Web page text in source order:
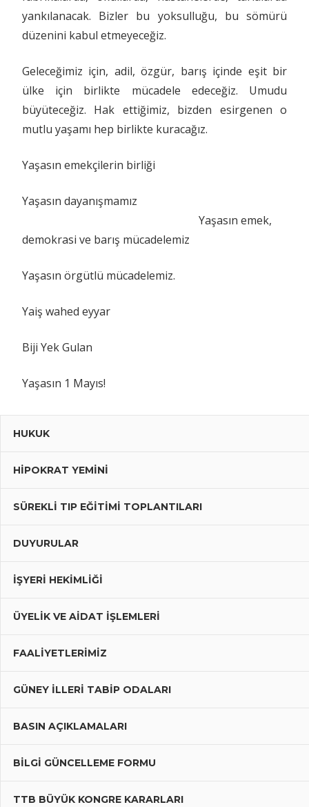
yankılanacak. Bizler bu yoksulluğu, bu sömürü
düzenini kabul etmeyeceğiz.
Geleceğimiz için, adil, özgür, barış içinde eşit bir
ülke için birlikte mücadele edeceğiz. Umudu
büyüteceğiz. Hak ettiğimiz, bizden esirgenen o
mutlu yaşamı hep birlikte kuracağız.
Yaşasın emekçilerin birliği
Yaşasın dayanışmamız
Yaşasın emek,
demokrasi ve barış mücadelemiz
Yaşasın örgütlü mücadelemiz.
Yaiş wahed eyyar
Biji Yek Gulan
Yaşasın 1 Mayıs!
HUKUK
HIPOKRAT YEMINI
SÜREKLI TIP EĞITIMI TOPLANTILARI
DUYURULAR
İŞYERİ HEKİMLİĞİ
ÜYELIK VE AIDAT İŞLEMLERI
FAALIYETLERIMIZ
GÜNEY İLLERI TABIP ODALARI
BASIN AÇIKLAMALARI
BILGI GÜNCELLEME FORMU
TTB BÜYÜK KONGRE KARARLARI